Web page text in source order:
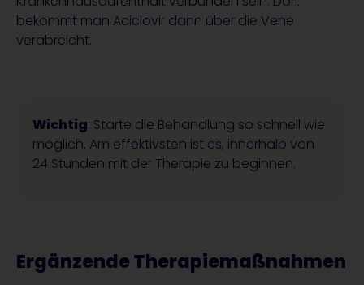
bekommt man Aciclovir dann über die Vene
verabreicht.
Wichtig: Starte die Behandlung so schnell wie
möglich. Am effektivsten ist es, innerhalb von
24 Stunden mit der Therapie zu beginnen.
Ergänzende Therapiemaßnahmen